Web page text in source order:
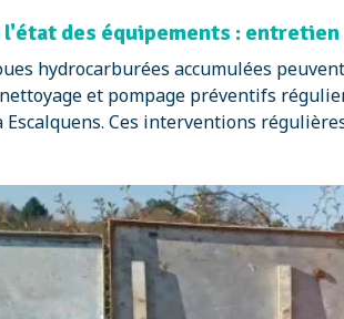
des équipements :
hydrocarburées accumulées
et pompage préventifs
Ces interventions